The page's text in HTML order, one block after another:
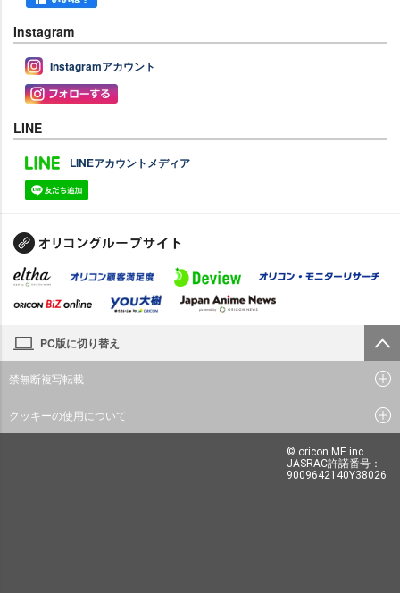
Instagram
Instagramアカウント
LINE
LINEアカウントメディア
PC版に切り替え
禁無断複写転載
クッキーの使用について
© oricon ME inc.
JASRAC許諾番号：
9009642140Y38026